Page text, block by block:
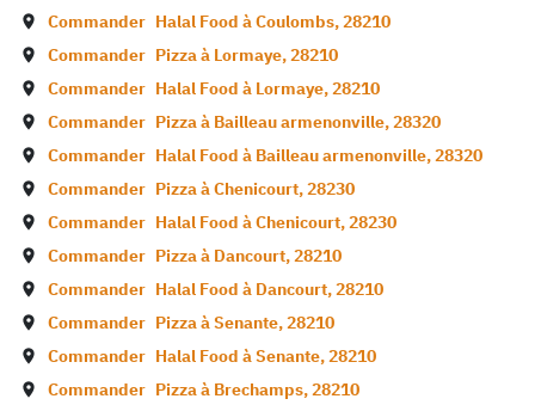
Commander Halal Food àCoulombs,28210
Commander Pizza à Lormaye,28210
Commander Halal Food à Lormaye,28210
Commander Pizza à Bailleau armenonville,28320
Commander Halal Food à Bailleau armenonville,28320
Commander Pizza àChenicourt,28230
Commander Halal Food àChenicourt,28230
Commander Pizza à Dancourt,28210
Commander Halal Food à Dancourt,28210
Commander Pizza àSenante,28210
Commander Halal Food àSenante,28210
Commander Pizza à Brechamps,28210